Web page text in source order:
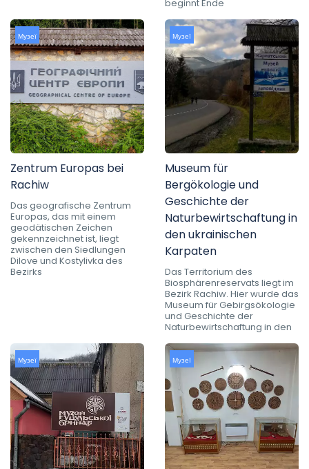
beginnt Ende
Музеї
Zentrum Europas bei
Rachiw
Das geografische Zentrum
Europas, das mit einem
geodätischen Zeichen
gekennzeichnet ist, liegt
zwischen den Siedlungen
Dilove und Kostylivka des
Bezirks
Музеї
Museum für
Bergökologie und
Geschichte der
Naturbewirtschaftung in
den ukrainischen
Karpaten
Das Territorium des
Biosphärenreservats liegt im
Bezirk Rachiw. Hier wurde das
Museum für Gebirgsökologie
und Geschichte der
Naturbewirtschaftung in den
Музеї Музеї